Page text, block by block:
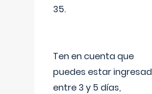
35.
Ten en cuenta que
puedes estar
entre 3 y 5 días,